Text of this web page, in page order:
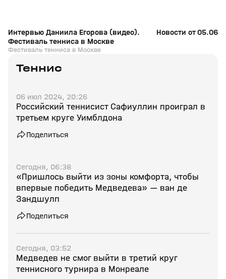
Интервью Даниила Егорова (видео).
Фестиваль тенниса в Москве
Фестиваль тенниса в Москве
Новости от
Теннис
06 июл 2024, 20:26
Российский теннисист Сафиуллин проиграл в
третьем круге Уимблдона
Поделиться
Сегодня, 06:38
«Пришлось выйти из зоны комфорта, чтобы
впервые победить Медведева» — ван де
Зандшулп
Поделиться
Сегодня, 03:52
Медведев не смог выйти в третий круг
теннисного турнира в Монреале